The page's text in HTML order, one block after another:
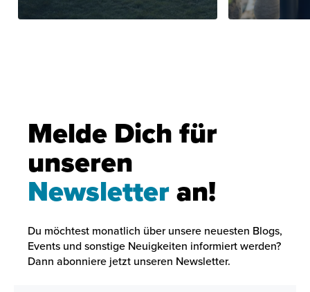
Melde Dich für
unseren
Newsletteran!
Du möchtest monatlich über unsere neuesten Blogs,
Events und sonstige Neuigkeiten informiert werden?
Dann abonniere jetzt unseren Newsletter.